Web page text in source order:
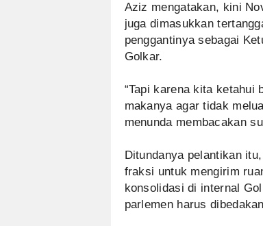
Aziz mengatakan, kini
juga dimasukkan
penggantinya sebagai
Golkar.
“Tapi karena kita ketahui
makanya agar tidak
menunda membacakan
Ditundanya pelantikan
fraksi untuk mengirim
konsolidasi di internal
parlemen harus